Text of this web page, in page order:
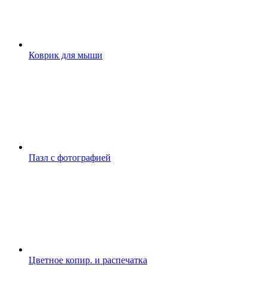
Коврик для мыши
Пазл с фотографией
Цветное копир. и распечатка